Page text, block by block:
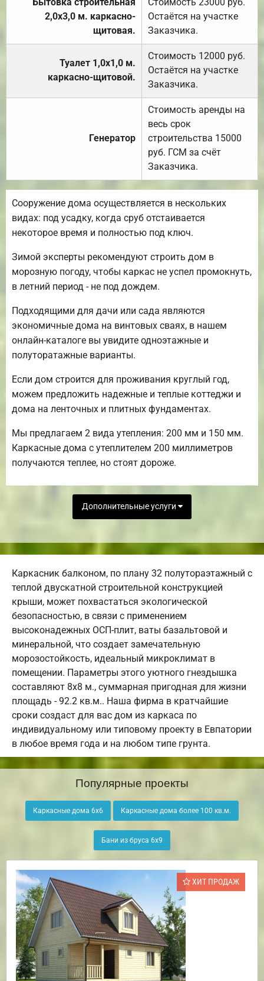
2,0х3,0 м. каркасно-
щитовая.
Остаётся на участке
Заказчика.
Туалет 1,0х1,0 м.
каркасно-щитовой.
Стоимость 12000 руб.
Остаётся на участке
Заказчика.
Генератор
Стоимость аренды на
весь срок
строительства 15000
руб. ГСМ за счёт
Заказчика.
Сооружение дома осуществляется в нескольких
видах: под усадку, когда сруб отстаивается
некоторое время и полностью под ключ.
Зимой эксперты рекомендуют строить дом в
морозную погоду, чтобы каркас не успел промокнуть,
в летний период - не под дождем.
Подходящими для дачи или сада являются
экономичные дома на винтовых сваях, в нашем
онлайн-каталоге вы увидите одноэтажные и
полуторатажные варианты.
Если дом строится для проживания круглый год,
можем предложить надежные и теплые коттеджи и
дома на ленточных и плитных фундаментах.
Мы предлагаем 2 вида утепления: 200 мм и 150 мм.
Каркасные дома с утеплителем 200 миллиметров
получаются теплее, но стоят дороже.
Дополнительные услуги
Каркасник балконом, по плану 32 полутораэтажный с
теплой двускатной строительной конструкцией
крыши, может похвастаться экологической
безопасностью, в связи с применением
высоконадежных ОСП-плит, ваты базальтовой и
минеральной, что создает замечательную
морозостойкость, идеальный микроклимат в
помещении. Параметры этого уютного гнездышка
составляют 8х8 м., суммарная пригодная для жизни
площадь - 92.2 кв.м.. Наша фирма в кратчайшие
сроки создаст для вас дом из каркаса по
индивидуальному или типовому проекту в Евпатории
в любое время года и на любом типе грунта.
Популярные проекты
Каркасные дома 6х6 Каркасные дома более 100 кв.м.
Бани из бруса 6х9
ХИТ ПРОДАЖ